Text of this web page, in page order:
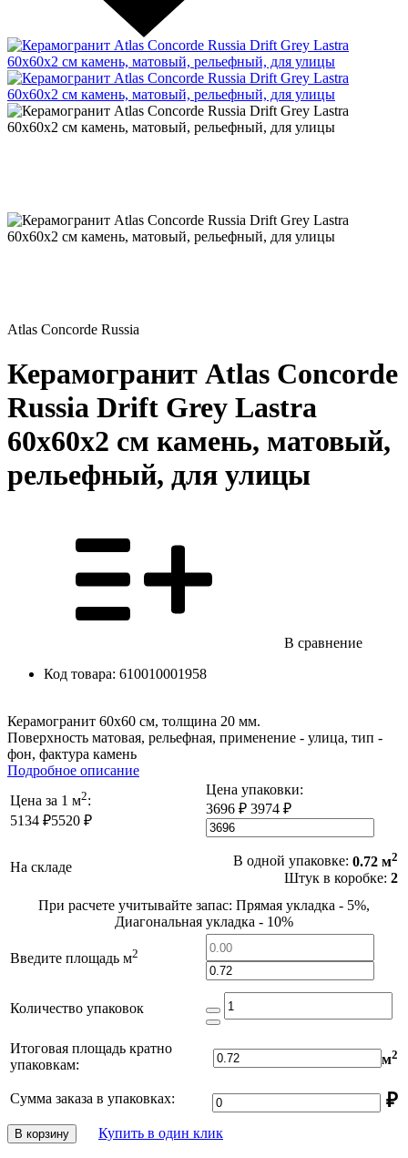
Atlas Concorde Russia
Керамогранит Atlas Concorde
Russia Drift Grey Lastra
60x60х2 см камень, матовый,
рельефный, для улицы
В сравнение
Код товара: 610010001958
Керамогранит 60x60 см, толщина 20 мм.
Поверхность матовая, рельефная, применение - улица, тип -
фон, фактура камень
Подробное описание
Цена за 1 м2:
5134 ₽5520 ₽
Цена упаковки:
3696 ₽ 3974 ₽
На складе В одной упаковке: 0.72 м2
Штук в коробке: 2
При расчете учитывайте запас: Прямая укладка - 5%,
Диагональная укладка - 10%
Введите площадь м2
Количество упаковок
Итоговая площадь кратно
упаковкам:
м2
Сумма заказа в упаковках: ₽
В корзину Купить в один клик